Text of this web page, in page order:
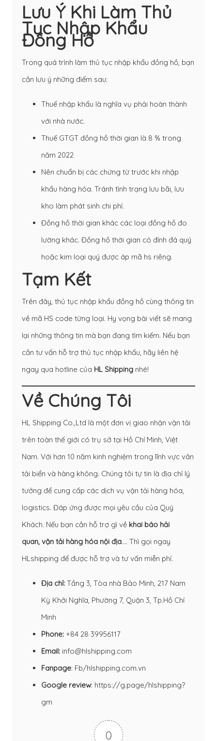
Lưu Ý Khi Làm Thủ
Tục Nhập Khẩu
Đồng Hồ
Trong quá trình làm thủ tục nhập khẩu đồng hồ, bạn
cần lưu ý những điểm sau:
Thuế nhập khẩu là nghĩa vụ phải hoàn thành
với nhà nước.
Thuế GTGT đồng hồ thời gian là 8 % trong
năm 2022
Nên chuẩn bị các chứng từ trước khi nhập
khẩu hàng hóa. Tránh tình trạng lưu bãi, lưu
kho làm phát sinh chi phí.
Đồng hồ thời gian khác các loại đồng hồ đo
lường khác. Đồng hồ thời gian có đính đá quý
hoặc kim loại quý được áp mã hs riêng.
Tạm Kết
Trên đây, thủ tục nhập khẩu đồng hồ cùng thông tin
về mã HS code từng loại. Hy vọng bài viết sẽ mang
lại những thông tin mà bạn đang tìm kiếm. Nếu bạn
cần tư vấn hỗ trợ thủ tục nhập khẩu, hãy liên hệ
ngay qua hotline của HL Shipping nhé!
Về Chúng Tôi
HL Shipping Co.,Ltd là một đơn vị giao nhận vận tải
trên toàn thế giới có trụ sở tại Hồ Chí Minh, Việt
Nam. Với hơn 10 năm kinh nghiệm trong lĩnh vực vân
tải biển và hàng không. Chúng tôi tự tin là địa chỉ lý
tưởng để cung cấp các dịch vụ vận tải hàng hóa,
logistics. Đáp ứng được mọi yêu cầu của Quý
Khách. Nếu bạn cần hỗ trợ gì về khai báo hải
quan, vận tải hàng hóa nội địa…. Thì gọi ngay
HLshipping để được hỗ trợ và tư vấn miễn phí.
Địa chỉ: Tầng 3, Tòa nhà Bảo Minh, 217 Nam
Kỳ Khởi Nghĩa, Phường 7, Quận 3, Tp.Hồ Chí
Minh
Phone: +84 28 39956117
Email: info@hlshipping.com
Fanpage: Fb/hlshipping.com.vn
Google review: https://g.page/hlshipping?
gm
0